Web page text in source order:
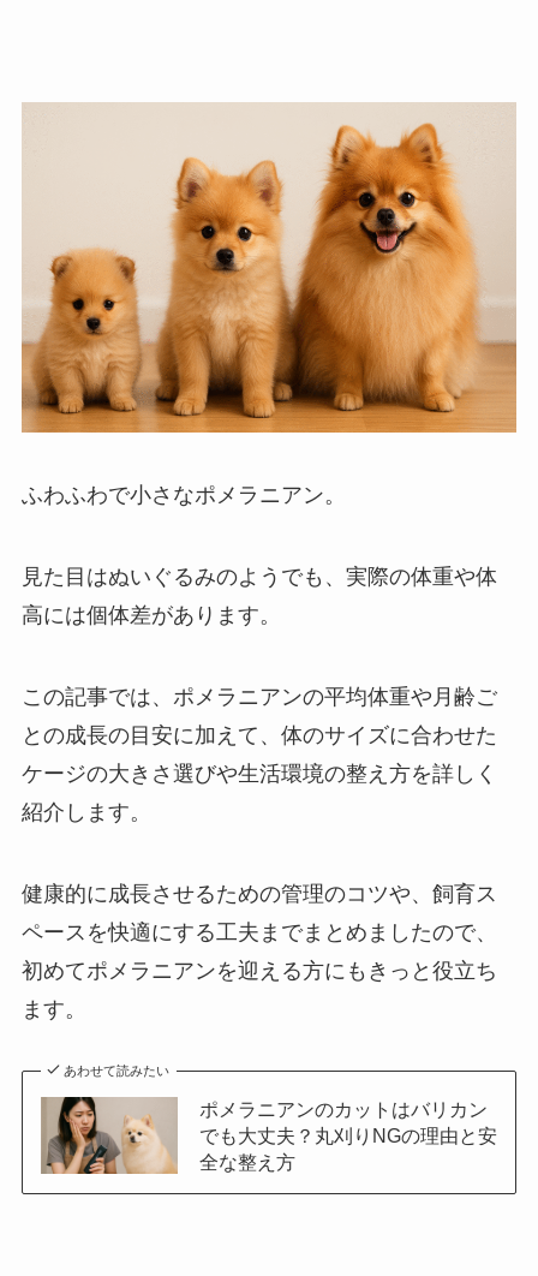
ふわふわで小さなポメラニアン。
見た目はぬいぐるみのようでも、実際の体重や体
高には個体差があります。
この記事では、ポメラニアンの平均体重や月齢ご
との成長の目安に加えて、体のサイズに合わせた
ケージの大きさ選びや生活環境の整え方を詳しく
紹介します。
健康的に成長させるための管理のコツや、飼育ス
ペースを快適にする工夫までまとめましたので、
初めてポメラニアンを迎える方にもきっと役立ち
ます。
あわせて読みたい
ポメラニアンのカットはバリカン
でも大丈夫？丸刈りNGの理由と安
全な整え方